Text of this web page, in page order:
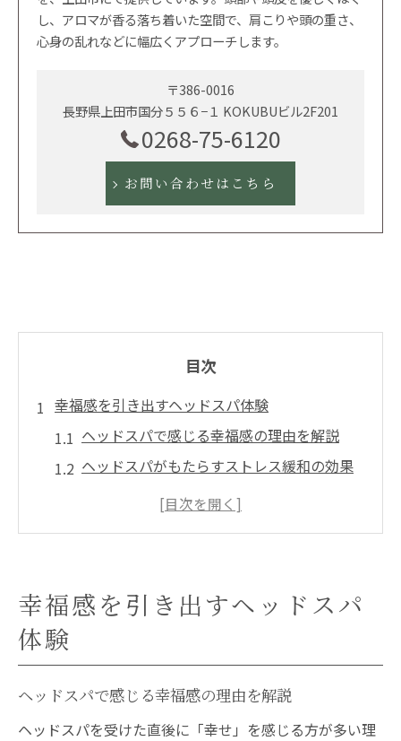
し、アロマが香る落ち着いた空間で、肩こりや頭の重さ、
心身の乱れなどに幅広くアプローチします。
〒386-0016
長野県上田市国分５５６−１ KOKUBUビル2F201
0268-75-6120
お問い合わせはこちら
目次
幸福感を引き出すヘッドスパ体験
ヘッドスパで感じる幸福感の理由を解説
ヘッドスパがもたらすストレス緩和の効果
ヘッドスパ体験で心身のバランスが整う仕
は
ヘッドスパがもたらす心身への癒やし効果
ヘッドスパが心身を癒やす理由と具体例
ヘッドスパによるリラックス効果の実感方
法
幸福感を引き出すヘッドスパ
体験
ヘッドスパで感じる幸福感の理由を解説
ヘッドスパを受けた直後に「幸せ」を感じる方が多い理